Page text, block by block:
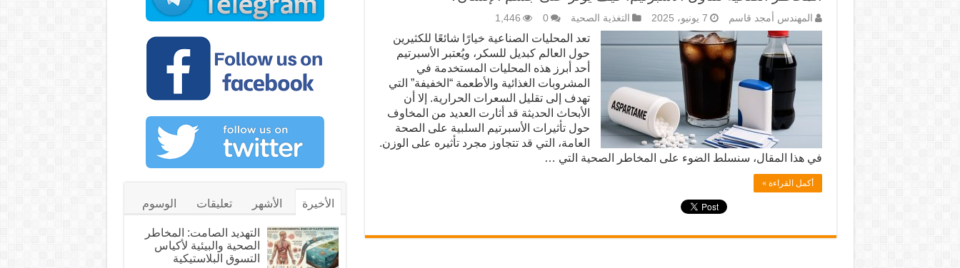
المهندس أمجد قاسم 7 يونيو، 2025 التغذية الصحية 0
1,446
تعد المحليات الصناعية خيارًا شائعًا للكثيرين
حول العالم كبديل للسكر، ويُعتبر الأسبرتيم
أحد أبرز هذه المحليات المستخدمة في
المشروبات الغذائية والأطعمة “الخفيفة” التي
تهدف إلى تقليل السعرات الحرارية. إلا أن
الأبحاث الحديثة قد أثارت العديد من المخاوف
حول تأثيرات الأسبرتيم السلبية على الصحة
العامة، التي قد تتجاوز مجرد تأثيره على الوزن.
في هذا المقال، سنسلط الضوء على المخاطر الصحية التي …
أكمل القراءة »
الأخيرة الأشهر تعليقات الوسوم
التهديد الصامت: المخاطر
الصحية والبيئية لأكياس
التسوق البلاستيكية